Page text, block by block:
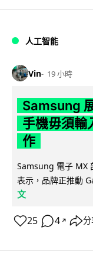
人工智能
Vin 19 小時
Samsung
手機毋須輸
作
Samsung 電子 MX
表示，品牌正推動
文
25 4 ↗